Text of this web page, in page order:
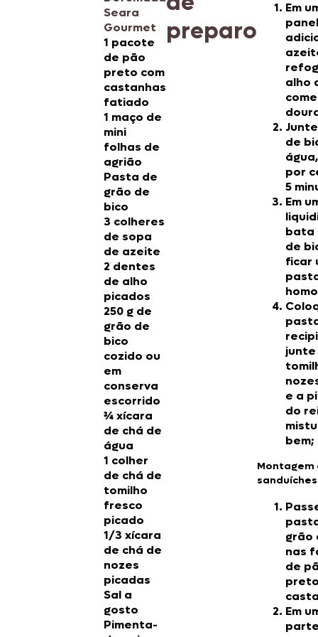
Seara
Gourmet
1 pacote
de pão
preto com
castanhas
fatiado
1 maço de
mini
folhas de
agrião
Pasta de
grão de
bico
3 colheres
de sopa
de azeite
2 dentes
de alho
picados
250 g de
grão de
bico
cozido ou
em
conserva
escorrido
¾ xícara
de chá de
água
1 colher
de chá de
tomilho
fresco
picado
1/3 xícara
de chá de
nozes
picadas
Sal a
gosto
Pimenta-
preparo
Em
alho
de
por
5
Em
bata
de
ficar
junte
e a
do
bem;
Montagem
grão
nas
de
Em